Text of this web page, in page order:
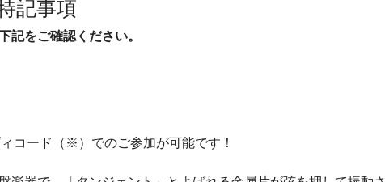
記事項
記をご確認ください。
コード（※）でのご参加が可能です！